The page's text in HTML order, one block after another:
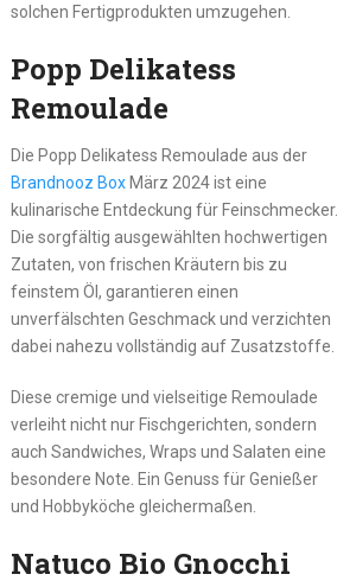
solchen Fertigprodukten umzugehen.
Popp Delikatess
Remoulade
Die Popp Delikatess Remoulade aus der
Brandnooz BoxMärz 2024 ist eine
kulinarische Entdeckung für Feinschmecker.
Die sorgfältig ausgewählten hochwertigen
Zutaten, von frischen Kräutern bis zu
feinstem Öl, garantieren einen
unverfälschten Geschmack und verzichten
dabei nahezu vollständig auf Zusatzstoffe.
Diese cremige und vielseitige Remoulade
verleiht nicht nur Fischgerichten, sondern
auch Sandwiches, Wraps und Salaten eine
besondere Note. Ein Genuss für Genießer
und Hobbyköche gleichermaßen.
Natuco Bio Gnocchi